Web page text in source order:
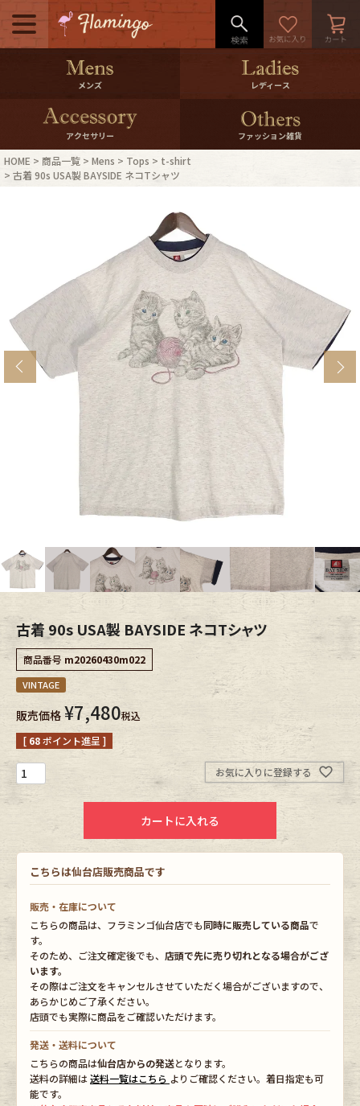
メニュー
500pt＆10％Offクーポンプレゼン
ト
10％0ffクーポンプレゼント
ログイン・会員登録
ご利用ガイド International Shipping
店舗紹介 特集一覧
ブランドから探す スタッフコーディネート
年代から探す 古着卸DOCK
メンズ商品カテゴリーから探す
Bottoms Fafatt
レディース商品カテゴリーから探す
Tops Bottoms
Outer
Belt
Keyring vintage bicycle
FAFATT
メンズ レディース
アクセサリー ファッション雑貨
HOME 商品一覧 Mens Tops
t-shirt
古着 90s USA製 BAYSIDE ネコTシャツ
古着 90s USA製 BAYSIDE ネコTシャツ
商品番号 m20260430m022
VINTAGE
販売価格 ¥7,480税込
[ 68ポイント進呈 ]
お気に入りに登録する
カートに入れる
こちらは仙台店販売商品です
販売・在庫について
こちらの商品は、フラミンゴ仙台店でも同時に販売している商品で
す。
そのため、ご注文確定後でも、 店頭で先に売り切れとなる場合がござ
います。
その際はご注文をキャンセルさせていただく場合がございますので、
あらかじめご了承ください。
店頭でも実際に商品をご確認いただけます。
発送・送料について
こちらの商品は仙台店からの発送となります。
送料の詳細は送料一覧はこちら よりご確認ください。着日指定も可
能です。